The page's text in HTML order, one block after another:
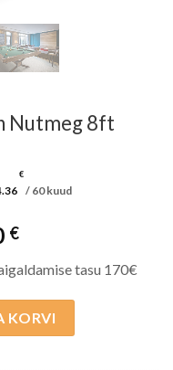
Nutmeg 8ft
€
/ 60 kuud
€
tasu 170€
KORVI